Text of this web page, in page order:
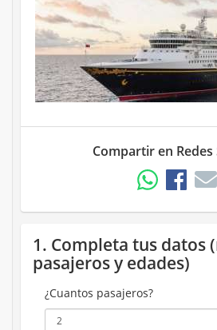
Compartir en Redes
1. Completa tus datos
pasajeros y edades)
¿Cuantos pasajeros?